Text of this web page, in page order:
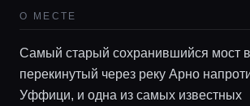
Главная
Локации
О МЕСТЕ
Самый старый сохранившийся мост
перекинутый через реку Арно
Уффици, и одна из самых известных